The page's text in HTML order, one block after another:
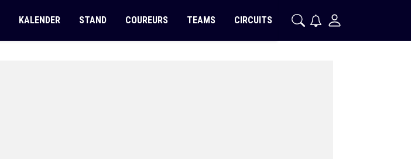
KALENDER STAND COUREURS TEAMS CIRCUITS